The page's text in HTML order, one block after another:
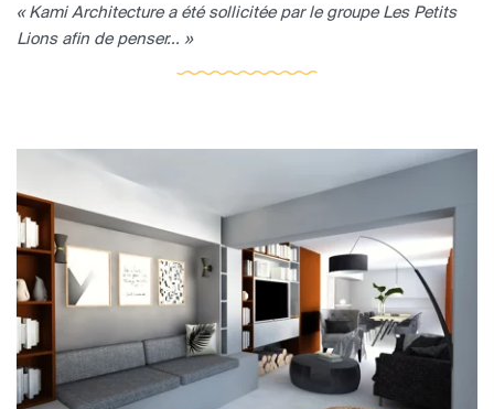
« Kami Architecture a été sollicitée par le groupe Les Petits
Lions afin de penser... »